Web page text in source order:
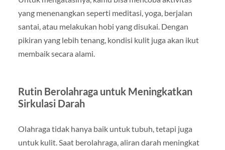
yang menenangkan seperti meditasi, yoga, berjalan
santai, atau melakukan hobi yang disukai. Dengan
pikiran yang lebih tenang, kondisi kulit juga akan ikut
membaik secara alami.
Rutin Berolahraga untuk Meningkatkan
Sirkulasi Darah
Olahraga tidak hanya baik untuk tubuh, tetapi juga
untuk kulit. Saat berolahraga, aliran darah meningkat